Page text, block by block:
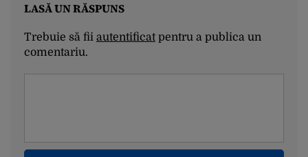
LASĂ UN RĂSPUNS
Trebuie să fii autentificatpentru a publica un
comentariu.